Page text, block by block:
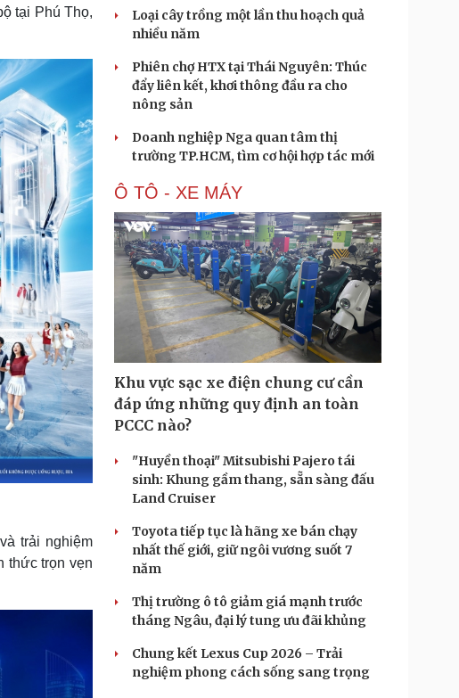
Hạt giống tâm hồn
tại Phú Thọ,
trải nghiệm
thức trọn vẹn
Loại cây trồng một lần thu hoạch quả
nhiều năm
Phiên chợ HTX tại Thái Nguyên: Thúc
đẩy liên kết, khơi thông đầu ra cho
nông sản
Doanh nghiệp Nga quan tâm thị
trường TP.HCM, tìm cơ hội hợp tác mới
Ô TÔ - XE MÁY
Khu vực sạc xe điện chung cư cần
đáp ứng những quy định an toàn
PCCC nào?
"Huyền thoại" Mitsubishi Pajero tái
sinh: Khung gầm thang, sẵn sàng đấu
Land Cruiser
Toyota tiếp tục là hãng xe bán chạy
nhất thế giới, giữ ngôi vương suốt 7
năm
Thị trường ô tô giảm giá mạnh trước
tháng Ngâu, đại lý tung ưu đãi khủng
Chung kết Lexus Cup 2026 – Trải
nghiệm phong cách sống sang trọng